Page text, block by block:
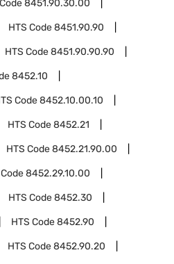
8451.90.30.00
HTS Code8451.90.90
HTS Code8451.90.90.90
8452.10
Code8452.10.00.10
HTS Code8452.21
HTS Code8452.21.90.00
8452.29.10.00
HTS Code8452.30
HTS Code8452.90
HTS Code8452.90.20